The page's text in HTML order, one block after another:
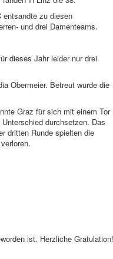
entsandte zu diesen
und drei Damenteams.
dieses Jahr leider nur drei
Obermeier. Betreut wurde die
Graz für sich mit einem Tor
durchsetzen. Das
dritten Runde spielten die
ist. Herzliche Gratulation!